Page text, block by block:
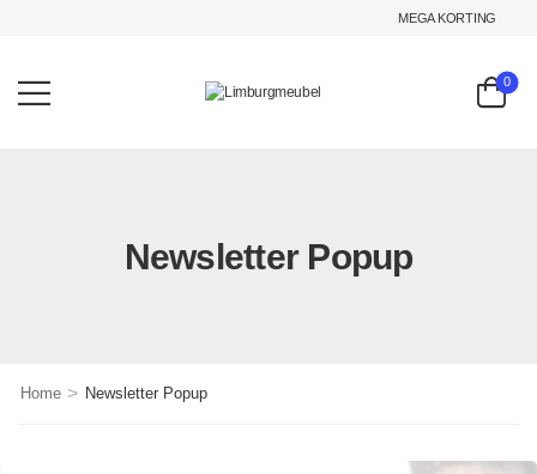
MEGA KORTING OP
0
Newsletter Popup
Home > Newsletter Popup